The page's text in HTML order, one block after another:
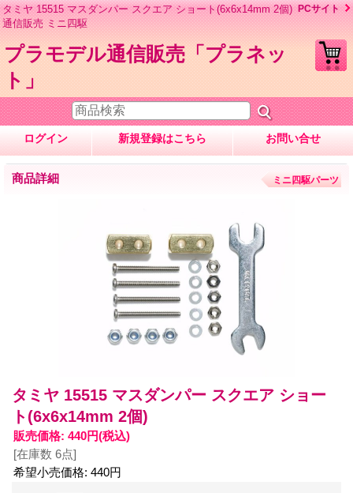
タミヤ 15515 マスダンパー スクエア ショート(6x6x14mm 2個)
通信販売 ミニ四駆
PCサイト
プラモデル通信販売「プラネッ
ト」
ログイン 新規登録はこちら お問い合せ
商品詳細 ミニ四駆パーツ
タミヤ 15515 マスダンパー スクエア ショー
ト(6x6x14mm 2個)
販売価格: 440円(税込)
[在庫数 6点]
希望小売価格: 440円